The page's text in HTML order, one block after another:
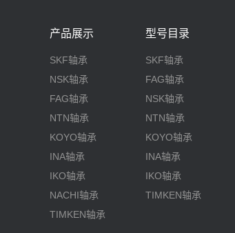
产品展示
SKF轴承
NSK轴承
FAG轴承
NTN轴承
KOYO轴承
INA轴承
IKO轴承
NACHI轴承
TIMKEN轴承
型号目录
SKF轴承
FAG轴承
NSK轴承
NTN轴承
KOYO轴承
INA轴承
IKO轴承
TIMKEN轴承